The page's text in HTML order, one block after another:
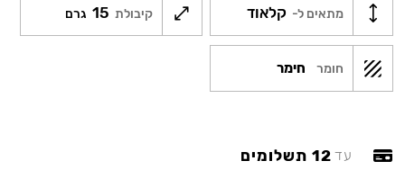
מתאים ל- קלאוד קיבולת 15 גרם
חומר חימר
עד 12 תשלומים